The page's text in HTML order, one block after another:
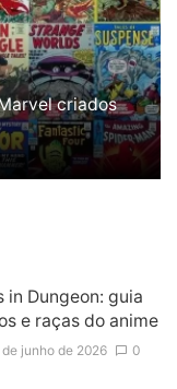
criados
in Dungeon: guia
e raças do anime
de junho de 2026 0